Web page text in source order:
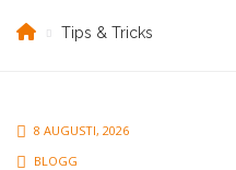
Tips & Tricks
8 AUGUSTI, 2026
BLOGG